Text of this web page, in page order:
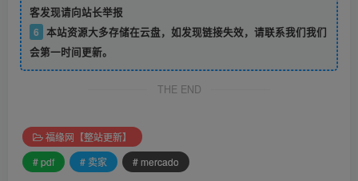
客发现请向站长举报
6 本站资源大多存储在云盘，如发现链接失效，请联系我们我们
会第一时间更新。
THE END
福缘网【整站更新】
# pdf
# 卖家 # mercado